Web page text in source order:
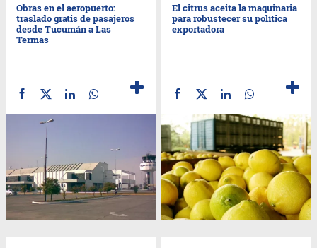
Obras en el aeropuerto:
traslado gratis de pasajeros
desde Tucumán a Las
Termas
El citrus aceita la maquinaria
para robustecer su política
exportadora